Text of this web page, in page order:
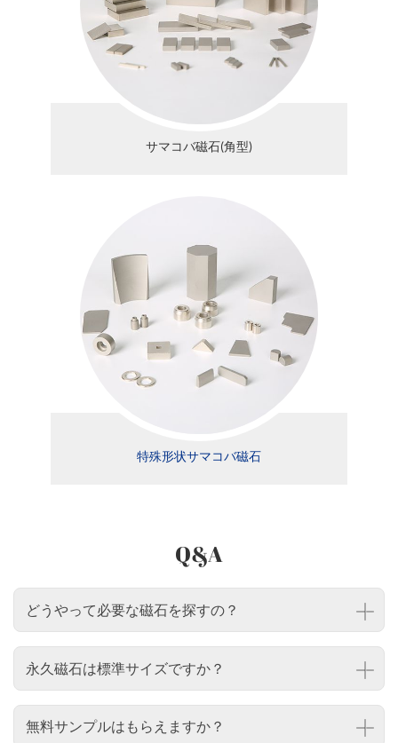
サマコバ磁石(角型)
特殊形状サマコバ磁石
Q&A
どうやって必要な磁石を探すの？
永久磁石は標準サイズですか？
無料サンプルはもらえますか？